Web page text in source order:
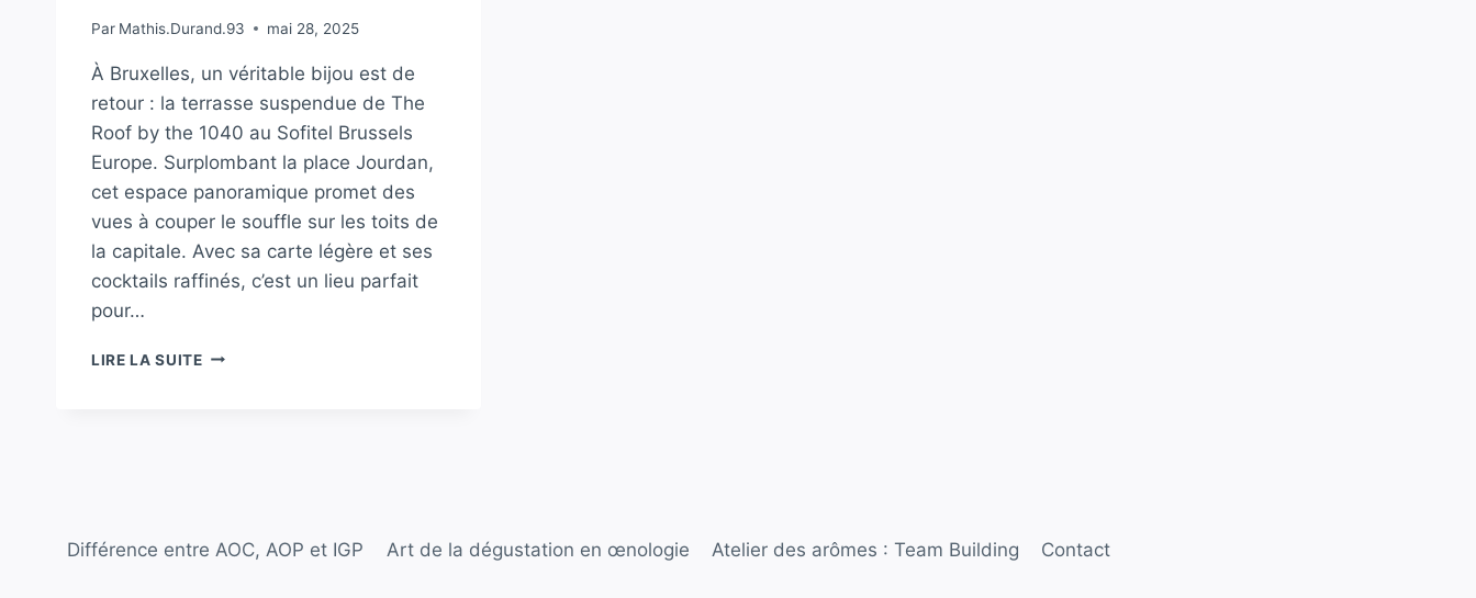
Par Mathis.Durand.93 mai 28, 2025
À Bruxelles, un véritable bijou est de
retour : la terrasse suspendue de The
Roof by the 1040 au Sofitel Brussels
Europe. Surplombant la place Jourdan,
cet espace panoramique promet des
vues à couper le souffle sur les toits de
la capitale. Avec sa carte légère et ses
cocktails raffinés, c’est un lieu parfait
pour…
LIRE LA SUITELA
SON
RETOUR
Différence entre AOC, AOP et IGP Art de la dégustation en œnologie Atelier des arômes : Team Building Contact